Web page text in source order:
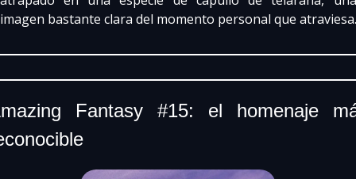
imagen bastante clara del momento personal que atraviesa.
Fantasy #15: el homenaje